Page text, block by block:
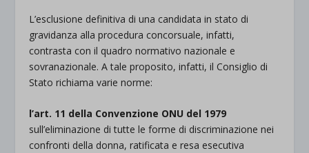
L’esclusione definitiva di una candidata in stato di
gravidanza alla procedura concorsuale, infatti,
contrasta con il quadro normativo nazionale e
sovranazionale. A tale proposito, infatti, il Consiglio di
Stato richiama varie norme:
l’art. 11 della Convenzione ONU del 1979
sull’eliminazione di tutte le forme di discriminazione nei
confronti della donna, ratificata e resa esecutiva